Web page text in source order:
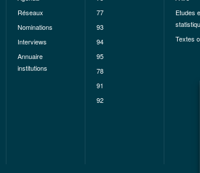
Réseaux
Nominations
Interviews
Annuaire
institutions
77
93
94
95
78
91
92
Etudes
Textes